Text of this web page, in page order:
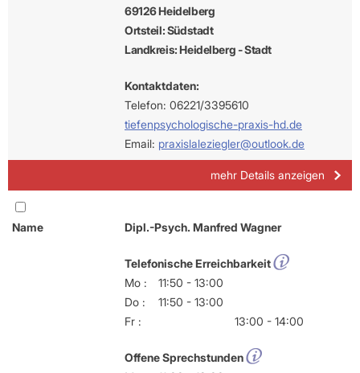
69126 Heidelberg
Ortsteil: Südstadt
Landkreis: Heidelberg - Stadt
Kontaktdaten:
Telefon: 06221/3395610
tiefenpsychologische-praxis-hd.de
Email: praxislaleziegler@outlook.de
mehr Details anzeigen
Name Dipl.-Psych. Manfred Wagner
Telefonische Erreichbarkeit
Mo :
11:50 - 13:00
Do :
11:50 - 13:00
Fr :
13:00 - 14:00
Offene Sprechstunden